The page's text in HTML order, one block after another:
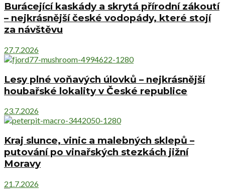
Burácející kaskády a skrytá přírodní zákoutí
– nejkrásnější české vodopády, které stojí
za návštěvu
27.7.2026
Lesy plné voňavých úlovků – nejkrásnější
houbařské lokality v České republice
23.7.2026
Kraj slunce, vinic a malebných sklepů –
putování po vinařských stezkách jižní
Moravy
21.7.2026